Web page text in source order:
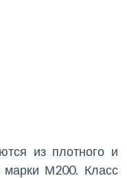
из плотного и
марки М200. Класс